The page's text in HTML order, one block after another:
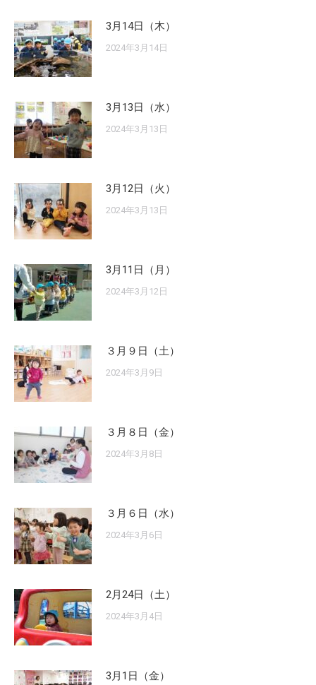
3月14日（木）
2024年3月14日
3月13日（水）
2024年3月13日
3月12日（火）
2024年3月13日
3月11日（月）
2024年3月12日
３月９日（土）
2024年3月9日
３月８日（金）
2024年3月8日
３月６日（水）
2024年3月6日
2月24日（土）
2024年3月4日
3月1日（金）